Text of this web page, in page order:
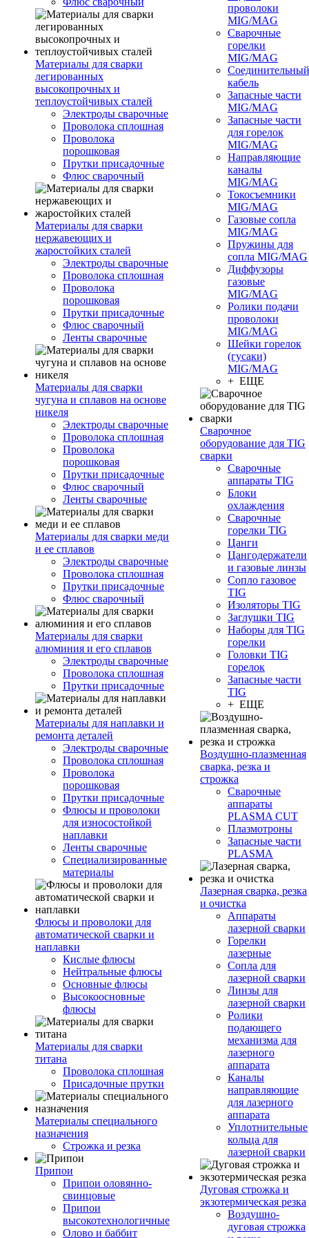
Материалы для сварки
легированных
высокопрочных и
теплоустойчивых сталей
Электроды сварочные
Проволока сплошная
Проволока
порошковая
Прутки присадочные
Флюс сварочный
Материалы для сварки
нержавеющих и
жаростойких сталей
Электроды сварочные
Проволока сплошная
Проволока
порошковая
Прутки присадочные
Флюс сварочный
Ленты сварочные
Материалы для сварки
чугуна и сплавов на основе
никеля
Электроды сварочные
Проволока сплошная
Проволока
порошковая
Прутки присадочные
Флюс сварочный
Ленты сварочные
Материалы для сварки меди
и ее сплавов
Электроды сварочные
Проволока сплошная
Прутки присадочные
Флюс сварочный
Материалы для сварки
алюминия и его сплавов
Электроды сварочные
Проволока сплошная
Прутки присадочные
Материалы для наплавки и
ремонта деталей
Электроды сварочные
Проволока сплошная
Проволока
порошковая
Прутки присадочные
Флюсы и проволоки
для износостойкой
наплавки
Ленты сварочные
Специализированные
материалы
Флюсы и проволоки для
автоматической сварки и
наплавки
Кислые флюсы
Нейтральные флюсы
Основные флюсы
Высокоосновные
флюсы
Материалы для сварки
титана
Проволока сплошная
Присадочные прутки
Материалы специального
назначения
Строжка и резка
Припои
Припои оловянно-
свинцовые
Припои
высокотехнологичные
Олово и баббит
проволоки
MIG/MAG
Сварочные
горелки
MIG/MAG
Соединительный
кабель
Запасные части
MIG/MAG
Запасные части
для горелок
MIG/MAG
Направляющие
каналы
MIG/MAG
Токосъемники
MIG/MAG
Газовые сопла
MIG/MAG
Пружины для
сопла MIG/MAG
Диффузоры
газовые
MIG/MAG
Ролики подачи
проволоки
MIG/MAG
Шейки горелок
(гусаки)
MIG/MAG
+ ЕЩЕ
Сварочное
оборудование для TIG
сварки
Сварочные
аппараты TIG
Блоки
охлаждения
Сварочные
горелки TIG
Цанги
Цангодержатели
и газовые линзы
Сопло газовое
TIG
Изоляторы TIG
Заглушки TIG
Наборы для TIG
горелки
Головки TIG
горелок
Запасные части
TIG
+ ЕЩЕ
Воздушно-плазменная
сварка, резка и
строжка
Сварочные
аппараты
PLASMA CUT
Плазмотроны
Запасные части
PLASMA
Лазерная сварка, резка
и очистка
Аппараты
лазерной сварки
Горелки
лазерные
Сопла для
лазерной сварки
Линзы для
лазерной сварки
Ролики
подающего
механизма для
лазерного
аппарата
Каналы
направляющие
для лазерного
аппарата
Уплотнительные
кольца для
лазерной сварки
Дуговая строжка и
экзотермическая резка
Воздушно-
дуговая строжка